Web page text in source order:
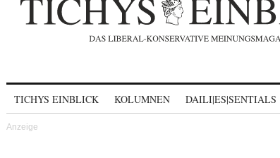
TICHYS EINBLICK KOLUMNEN DAILI|ES|SENTIALS